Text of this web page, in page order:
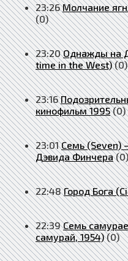
23:26 Молчание
(0)
23:20 Однажды на
time in the West) (0)
23:16
кинофильм 1995 (0)
23:01 Семь (Seven)
Дэвида Финчера (0)
22:48 Город Бога
22:39 Семь
самурай, 1954) (0)